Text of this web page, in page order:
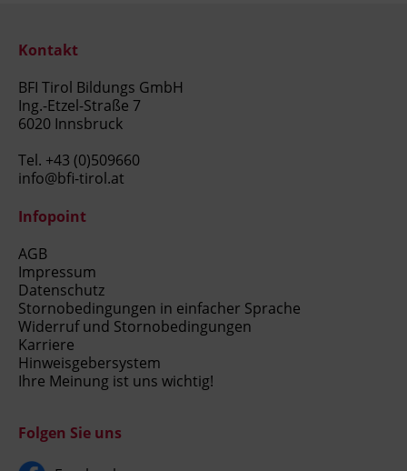
Kontakt
BFI Tirol Bildungs GmbH
Ing.-Etzel-Straße 7
6020 Innsbruck
Tel. +43 (0)509660
info@bfi-tirol.at
Infopoint
AGB
Impressum
Datenschutz
Stornobedingungen in einfacher Sprache
Widerruf und Stornobedingungen
Karriere
Hinweisgebersystem
Ihre Meinung ist uns wichtig!
Folgen Sie uns